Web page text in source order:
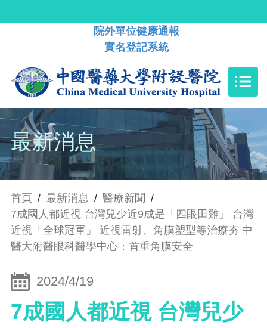
院外單位健康通報
實名登記系統
最新消息
首頁 / 最新消息 / 醫療新聞 /
7成國人都近視 台灣兒少近9成是「四眼田雞」 台灣
近視「全球冠軍」 近視雷射、角膜塑型等治療夯 中
醫大附醫眼科醫學中心：首重角膜安全
2024/4/19
7成國人都近視 台灣兒少